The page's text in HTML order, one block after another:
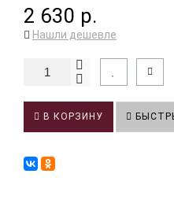
2 630 р.
Нашли дешевле
В КОРЗИНУ